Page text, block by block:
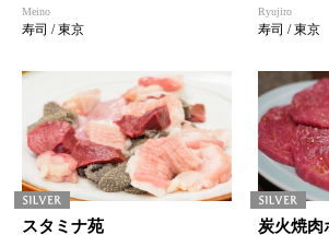
Meino
寿司 / 東京
Ryujiro
寿司 / 東京
スタミナ苑 炭火焼肉